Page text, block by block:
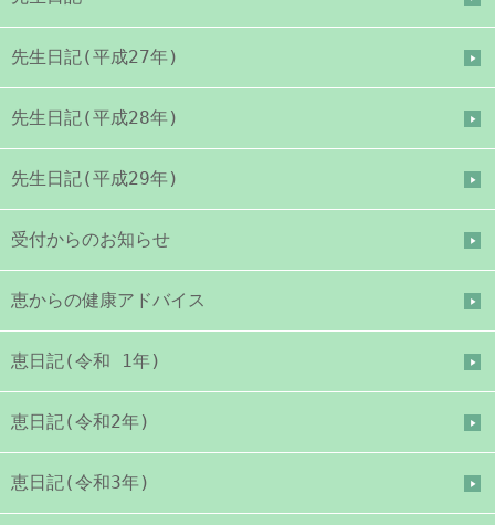
先生日記(平成27年)
先生日記(平成28年)
先生日記(平成29年)
受付からのお知らせ
恵からの健康アドバイス
恵日記(令和 1年)
恵日記(令和2年)
恵日記(令和3年)